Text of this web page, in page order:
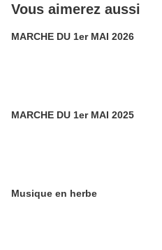
Vous aimerez aussi
MARCHE DU 1er MAI 2026
MARCHE DU 1er MAI 2025
Musique en herbe